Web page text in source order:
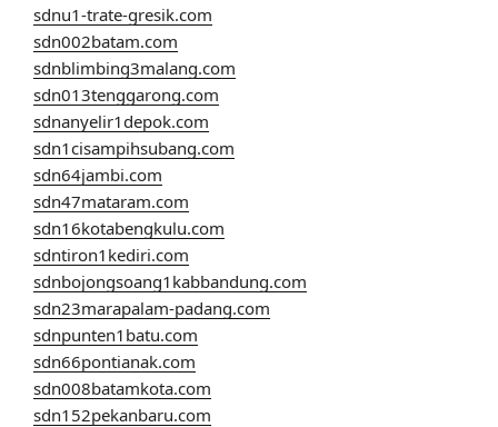
sdnu1-trate-gresik.com
sdn002batam.com
sdnblimbing3malang.com
sdn013tenggarong.com
sdnanyelir1depok.com
sdn1cisampihsubang.com
sdn64jambi.com
sdn47mataram.com
sdn16kotabengkulu.com
sdntiron1kediri.com
sdnbojongsoang1kabbandung.com
sdn23marapalam-padang.com
sdnpunten1batu.com
sdn66pontianak.com
sdn008batamkota.com
sdn152pekanbaru.com